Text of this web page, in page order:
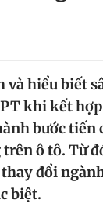
Tin 360
Magazine
và hiểu biết
khi kết
bước tiến
ô tô. Từ
đổi
biệt.